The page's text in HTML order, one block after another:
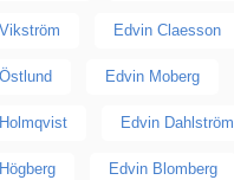
Edvin Claesson
Edvin Moberg
Edvin Dahlström
Edvin Blomberg